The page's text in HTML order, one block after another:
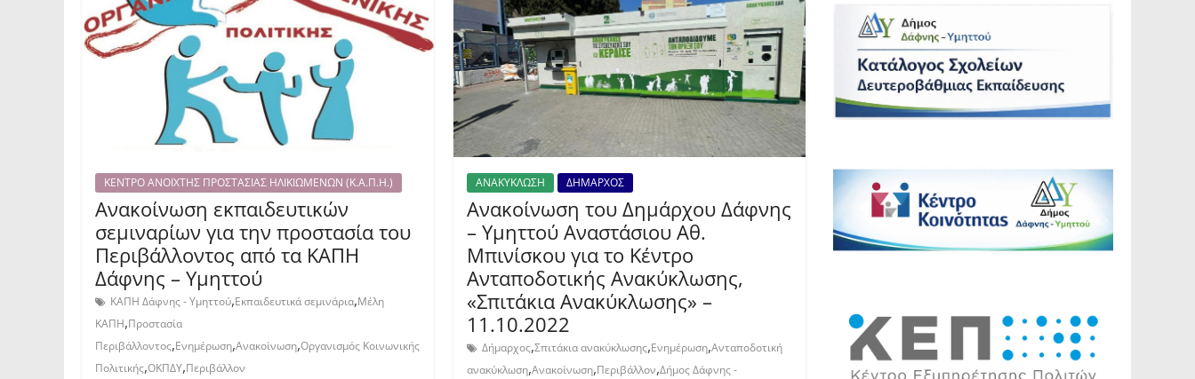
ΚΕΝΤΡΟ ΑΝΟΙΧΤΗΣ ΠΡΟΣΤΑΣΙΑΣ ΗΛΙΚΙΩΜΕΝΩΝ (Κ.Α.Π.Η.)
Ανακοίνωση εκπαιδευτικών
σεμιναρίων για την προστασία του
Περιβάλλοντος από τα ΚΑΠΗ
Δάφνης – Υμηττού
ΚΑΠΗ Δάφνης - Υμηττού,Εκπαιδευτικά σεμινάρια,Μέλη
ΚΑΠΗ,Προστασία
Περιβάλλοντος,Ενημέρωση,Ανακοίνωση,Οργανισμός Κοινωνικής
Πολιτικής,ΟΚΠΔΥ,Περιβάλλον
ΑΝΑΚΥΚΛΩΣΗ ΔΗΜΑΡΧΟΣ
Ανακοίνωση του Δημάρχου Δάφνης
– Υμηττού Αναστάσιου Αθ.
Μπινίσκου για το Κέντρο
Ανταποδοτικής Ανακύκλωσης,
«Σπιτάκια Ανακύκλωσης» –
11.10.2022
Δήμαρχος,Σπιτάκια ανακύκλωσης,Ενημέρωση,Ανταποδοτική
ανακύκλωση,Ανακοίνωση,Περιβάλλον,Δήμος Δάφνης -